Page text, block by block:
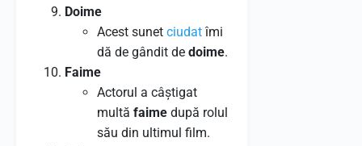
Doime
Acest sunet ciudatîmi
dă de gândit de doime.
Faime
Actorul a câștigat
multă faime după rolul
său din ultimul film.